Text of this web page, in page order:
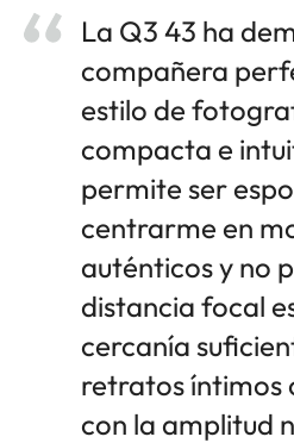
La Q3 43 ha
compañera
estilo de
compacta e
permite ser
centrarme en
auténticos y no
distancia focal
cercanía
retratos íntimos
con la amplitud